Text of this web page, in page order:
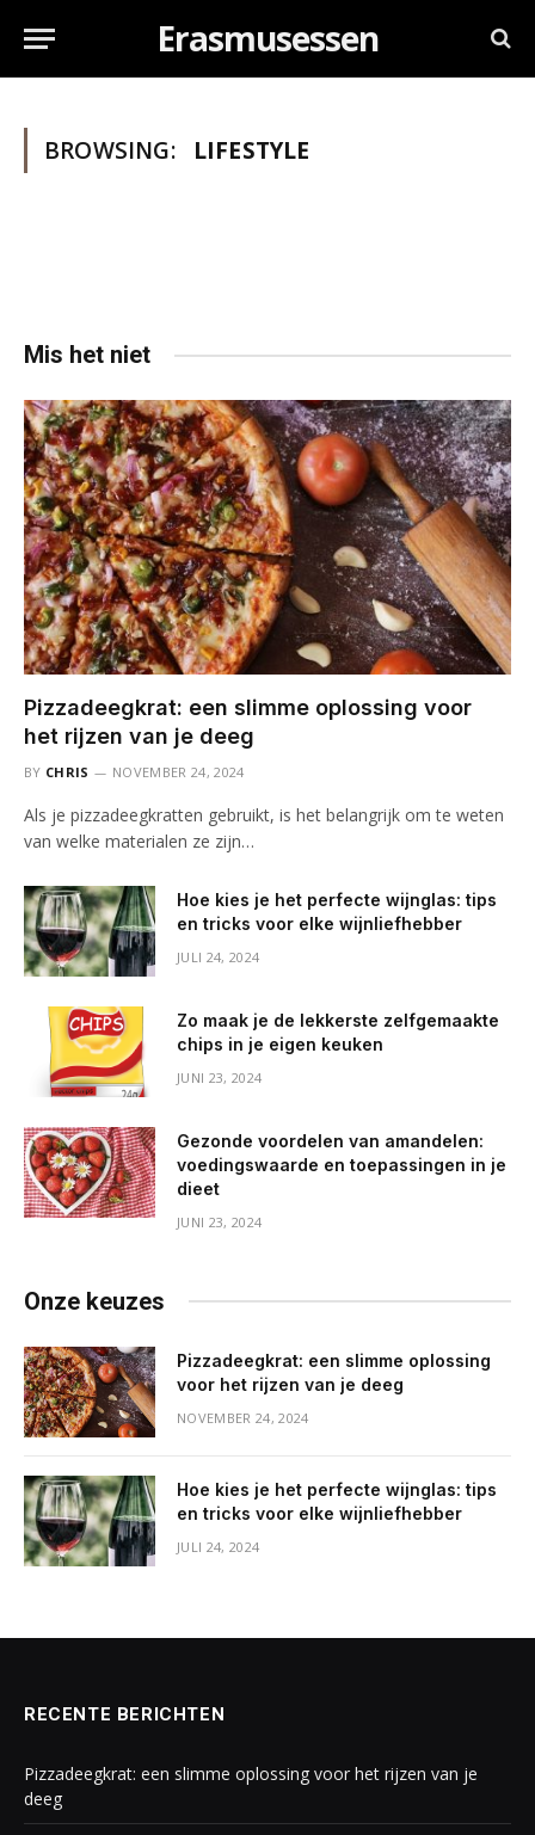
Erasmusessen
BROWSING: LIFESTYLE
Mis het niet
Pizzadeegkrat: een slimme oplossing voor
het rijzen van je deeg
BY CHRIS NOVEMBER 24, 2024
Als je pizzadeegkratten gebruikt, is het belangrijk om te weten
van welke materialen ze zijn…
Hoe kies je het perfecte wijnglas: tips
en tricks voor elke wijnliefhebber
JULI 24, 2024
Zo maak je de lekkerste zelfgemaakte
chips in je eigen keuken
JUNI 23, 2024
Gezonde voordelen van amandelen:
voedingswaarde en toepassingen in je
dieet
JUNI 23, 2024
Onze keuzes
Pizzadeegkrat: een slimme oplossing
voor het rijzen van je deeg
NOVEMBER 24, 2024
Hoe kies je het perfecte wijnglas: tips
en tricks voor elke wijnliefhebber
JULI 24, 2024
RECENTE BERICHTEN
Pizzadeegkrat: een slimme oplossing voor het rijzen van je
deeg